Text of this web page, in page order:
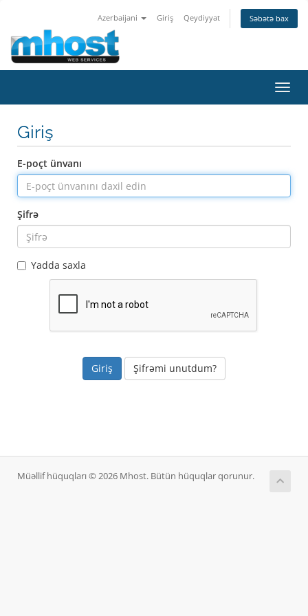
Azerbaijani Giriş Qeydiyyat Səbətə bax
keçid
Giriş
E-poçt ünvanı
Şifrə
Yadda saxla
Şifrəmi unutdum?
Müəllif hüquqları © 2026 Mhost. Bütün hüquqlar qorunur.